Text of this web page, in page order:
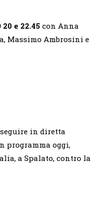
e 22.45 con Anna
Massimo Ambrosini e
in diretta
programma oggi,
a Spalato, contro la